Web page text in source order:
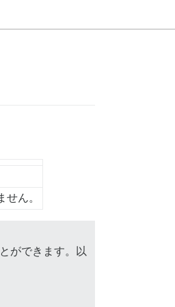
ん。
ができます。以